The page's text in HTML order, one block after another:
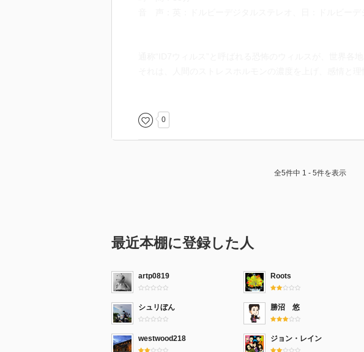
すなわち、本能が剥き出しの状態になり、ムカつく上司
も躊躇わなくなってしまうのだ。
その頃、高層ビルにオフィスがある大手法律事務所に勤め
0
全5件中 1 - 5件を表示
最近本棚に登録した人
artp0819 Roots
シュリぼん 勝沼 悠
westwood218 ジョン・レイン